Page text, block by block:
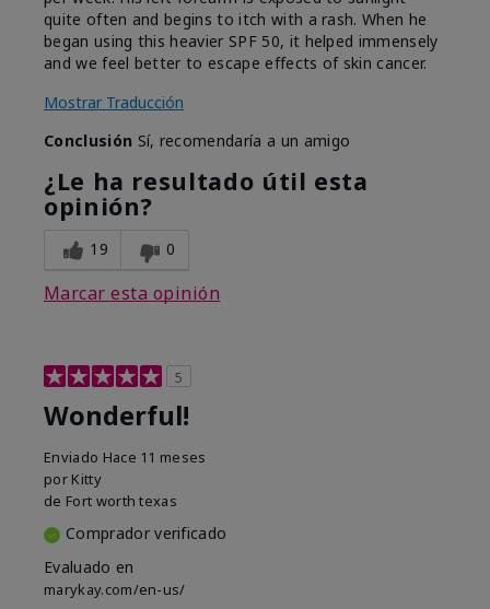
quite often and begins to itch with a rash. When he
began using this heavier SPF 50, it helped immensely
and we feel better to escape effects of skin cancer.
Mostrar Traducción
Conclusión Sí, recomendaría a un amigo
¿Le ha resultado útil esta
opinión?
19 0
Marcar esta opinión
5
Wonderful!
Enviado Hace 11 meses
por Kitty
de Fort worth texas
Comprador verificado
Evaluado en
marykay.com/en-us/